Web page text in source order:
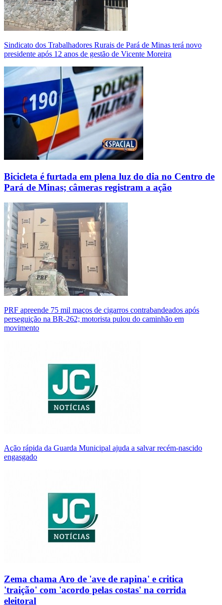
Sindicato dos Trabalhadores Rurais de Pará de Minas terá novo
presidente após 12 anos de gestão de Vicente Moreira
Bicicleta é furtada em plena luz do dia no Centro de
Pará de Minas; câmeras registram a ação
PRF apreende 75 mil maços de cigarros contrabandeados após
perseguição na BR-262; motorista pulou do caminhão em
movimento
Ação rápida da Guarda Municipal ajuda a salvar recém-nascido
engasgado
Zema chama Aro de 'ave de rapina' e critica
'traição' com 'acordo pelas costas' na corrida
eleitoral